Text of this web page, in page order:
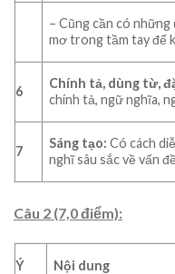
– Cũng cần có
mơ trong tầm tay để
6
Chính tả, dùng từ,
chính tả, ngữ nghĩa,
7
Sáng tạo: Có cách
nghĩ sâu sắc về vấn
Câu 2 (7,0 điểm):
Ý Nội dung